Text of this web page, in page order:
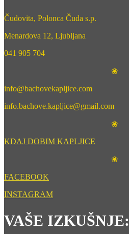
Čudovita, Polonca Čuda s.p.
Menardova 12, Ljubljana
041 905 704
❀
info@bachovekapljice.com
info.bachove.kapljice@gmail.com
❀
KDAJ DOBIM KAPLJICE
❀
FACEBOOK
INSTAGRAM
VAŠE IZKUŠNJE: